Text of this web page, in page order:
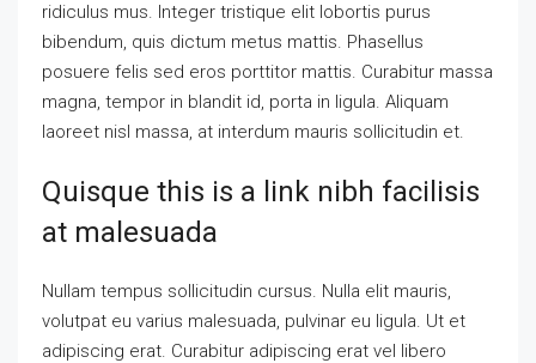
ridiculus mus. Integer tristique elit lobortis purus
bibendum, quis dictum metus mattis. Phasellus
posuere felis sed eros porttitor mattis. Curabitur massa
magna, tempor in blandit id, porta in ligula. Aliquam
laoreet nisl massa, at interdum mauris sollicitudin et.
Quisque this is a link nibh facilisis
at malesuada
Nullam tempus sollicitudin cursus. Nulla elit mauris,
volutpat eu varius malesuada, pulvinar eu ligula. Ut et
adipiscing erat. Curabitur adipiscing erat vel libero